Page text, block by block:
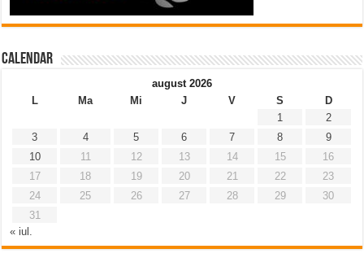
Calendar
august 2026
L
Ma Mi J V S
D
1
2
3
4 5 6 7 8
9
10
11 12 13 14 15
16
17
18 19 20 21 22
23
24
25 26 27 28 29
30
31
« iul.